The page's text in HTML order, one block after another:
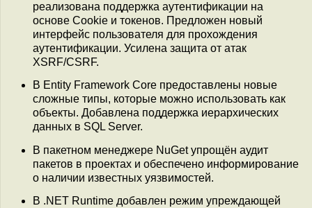
реализована поддержка аутентификации на
основе Cookie и токенов. Предложен новый
интерфейс пользователя для прохождения
аутентификации. Усилена защита от атак
XSRF/CSRF.
В Entity Framework Core предоставлены новые
сложные типы, которые можно использовать как
объекты. Добавлена поддержка иерархических
данных в SQL Server.
В пакетном менеджере NuGet упрощён аудит
пакетов в проектах и обеспечено информирование
о наличии известных уязвимостей.
В .NET Runtime добавлен режим упреждающей